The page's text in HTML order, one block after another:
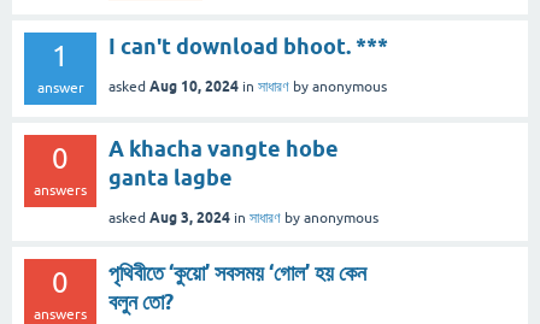
1
answer
I can't download bhoot. ***
asked Aug 10, 2024 in সাধারণ by anonymous
0
answers
A khacha vangte hobe
ganta lagbe
asked Aug 3, 2024 in সাধারণ by anonymous
0
answers
পৃথিবীতে ‘কুয়ো’ সবসময় ‘গোল’ হয় কেন
বলুন তো?